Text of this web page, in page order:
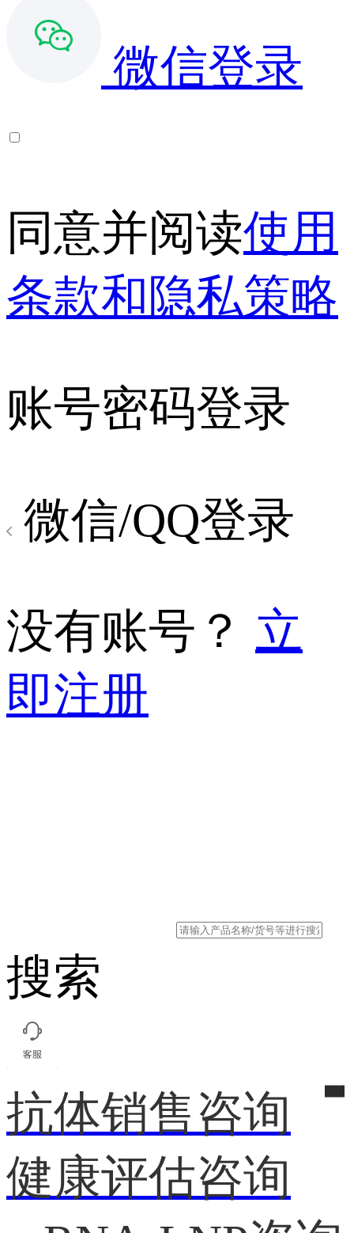
微信登录
同意并阅读使用
条款和隐私策略
账号密码登录
微信/QQ登录
没有账号？ 立
即注册
搜索
抗体销售咨询
健康评估咨询